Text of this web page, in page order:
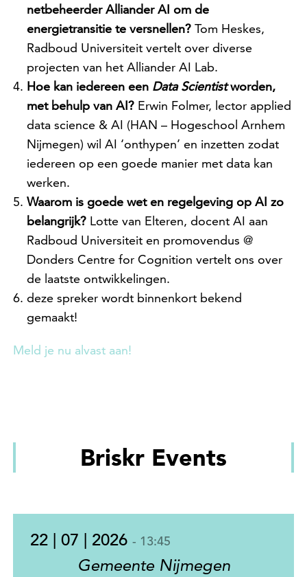
netbeheerder Alliander AI om de
energietransitie te versnellen? Tom Heskes,
Radboud Universiteit vertelt over diverse
projecten van het Alliander AI Lab.
Hoe kan iedereen een Data Scientist worden,
met behulp van AI? Erwin Folmer, lector applied
data science & AI (HAN – Hogeschool Arnhem
Nijmegen) wil AI ‘onthypen’ en inzetten zodat
iedereen op een goede manier met data kan
werken.
Waarom is goede wet en regelgeving op AI zo
belangrijk? Lotte van Elteren, docent AI aan
Radboud Universiteit en promovendus @
Donders Centre for Cognition vertelt ons over
de laatste ontwikkelingen.
deze spreker wordt binnenkort bekend
gemaakt!
Meld je nu alvast aan!
Briskr Events
22 | 07 | 2026 - 13:45
Gemeente Nijmegen